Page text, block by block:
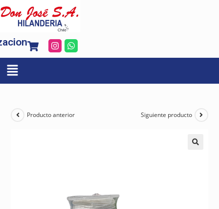
Producto anterior Siguiente producto